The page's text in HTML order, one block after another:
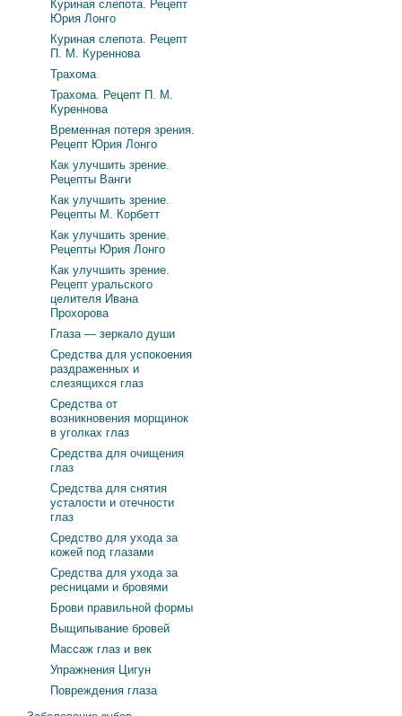
Куриная слепота. Рецепт
Юрия Лонго
Куриная слепота. Рецепт
П. М. Куреннова
Трахома
Трахома. Рецепт П. М.
Куреннова
Временная потеря зрения.
Рецепт Юрия Лонго
Как улучшить зрение.
Рецепты Ванги
Как улучшить зрение.
Рецепты М. Корбетт
Как улучшить зрение.
Рецепты Юрия Лонго
Как улучшить зрение.
Рецепт уральского
целителя Ивана
Прохорова
Глаза — зеркало души
Средства для успокоения
раздраженных и
слезящихся глаз
Средства от
возникновения морщинок
в уголках глаз
Средства для очищения
глаз
Средства для снятия
усталости и отечности
глаз
Средство для ухода за
кожей под глазами
Средства для ухода за
ресницами и бровями
Брови правильной формы
Выщипывание бровей
Массаж глаз и век
Упражнения Цигун
Повреждения глаза